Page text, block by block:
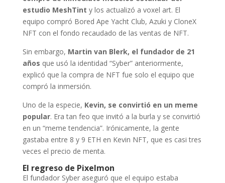
estudio MeshTint y los actualizó a voxel art. El
equipo compró Bored Ape Yacht Club, Azuki y CloneX
NFT con el fondo recaudado de las ventas de NFT.
Sin embargo, Martin van Blerk, el fundador de 21
años que usó la identidad “Syber” anteriormente,
explicó que la compra de NFT fue solo el equipo que
compró la inmersión.
Uno de la especie, Kevin, se convirtió en un meme
popular. Era tan feo que invitó a la burla y se convirtió
en un “meme tendencia”. Irónicamente, la gente
gastaba entre 8 y 9 ETH en Kevin NFT, que es casi tres
veces el precio de menta.
El regreso de Pixelmon
El fundador Syber aseguró que el equipo estaba